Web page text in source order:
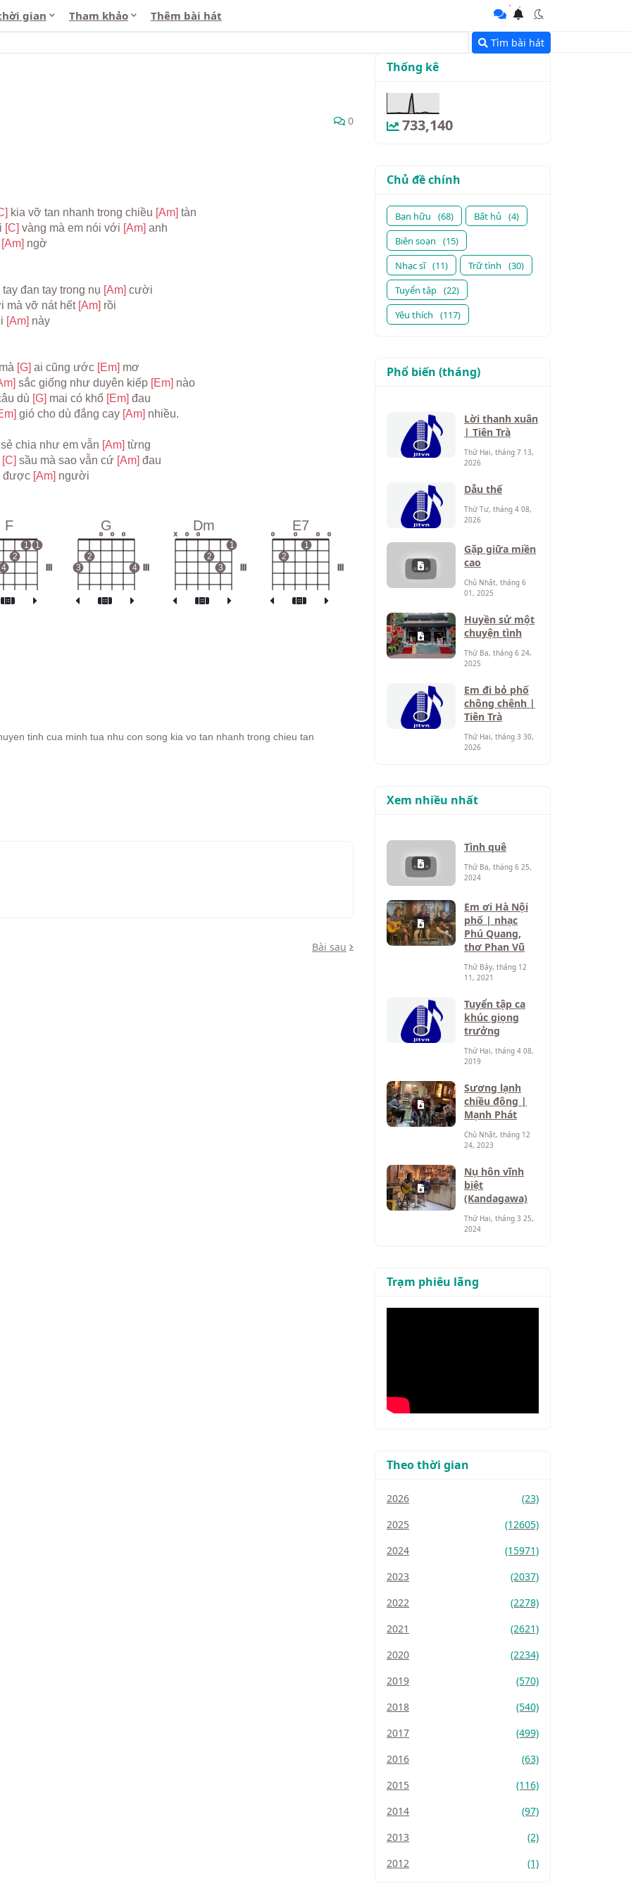
gian Tham khảo Thêm bài hát
Tìm bài hát
0
kia vỡ tan nhanh trong chiều [Am] tàn
[C] vàng mà em nói với [Am] anh
[Am] ngờ
tay đan tay trong nụ [Am] cười
mà vỡ nát hết [Am] rồi
[Am] này
[G] ai cũng ước [Em] mơ
sắc giống như duyên kiếp [Em] nào
dù [G] mai có khổ [Em] đau
gió cho dù đắng cay [Am] nhiều.
chia như em vẫn [Am] từng
[C] sầu mà sao vẫn cứ [Am] đau
được [Am] người
F
4
2
1 1
G
3
2
o o o
4
Dm
x o o
2
3
1
E7
o
2
o
1
o o
tinh cua minh tua nhu con song kia vo tan nhanh trong chieu tan
Bài sau
Thống kê
733,140
Chủ đề chính
Bạn hữu (68) Bất hủ
(4)
Biên soạn
(15)
Nhạc sĩ (11) Trữ tình
(30)
Tuyển tập (22)
Yêu thích
(117)
Phổ biến (tháng)
Lời thanh xuân
| Tiên Trà
Thứ Hai, tháng 7 13,
2026
Dẫu thế
Thứ Tư, tháng 4 08,
2026
Gặp giữa miền
cao
Chủ Nhật, tháng 6
01, 2025
Huyền sử một
chuyện tình
Thứ Ba, tháng 6 24,
2025
Em đi bỏ phố
chông chênh |
Tiên Trà
Thứ Hai, tháng 3 30,
2026
Xem nhiều nhất
Tình quê
Thứ Ba, tháng 6 25,
2024
Em ơi Hà Nội
phố | nhạc
Phú Quang,
thơ Phan Vũ
Thứ Bảy, tháng 12
11, 2021
Tuyển tập ca
khúc giọng
trưởng
Thứ Hai, tháng 4 08,
2019
Sương lạnh
chiều đông |
Mạnh Phát
Chủ Nhật, tháng 12
24, 2023
Nụ hôn vĩnh
biệt
(Kandagawa)
Thứ Hai, tháng 3 25,
2024
Trạm phiêu lãng
Theo thời gian
2026
(23)
2025
(12605)
2024
(15971)
2023
(2037)
2022
(2278)
2021
(2621)
2020
(2234)
2019
(570)
2018
(540)
2017
(499)
2016
(63)
2015
(116)
2014
(97)
2013
(2)
2012
(1)